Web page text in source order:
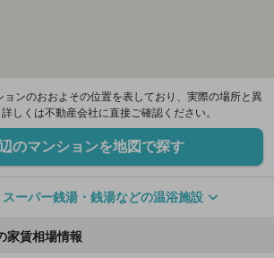
ンのおおよその位置を表しており、実際の場所と異
しくは不動産会社に直接ご確認ください。
のマンションを地図で探す
ーパー銭湯・銭湯などの温浴施設
家賃相場情報